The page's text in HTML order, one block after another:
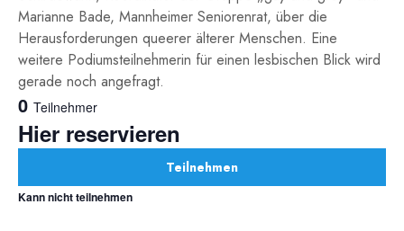
Marianne Bade, Mannheimer Seniorenrat, über die
Herausforderungen queerer älterer Menschen. Eine
weitere Podiumsteilnehmerin für einen lesbischen Blick wird
gerade noch angefragt.
0 Teilnehmer
Hier reservieren
Teilnehmen
Kann nicht teilnehmen